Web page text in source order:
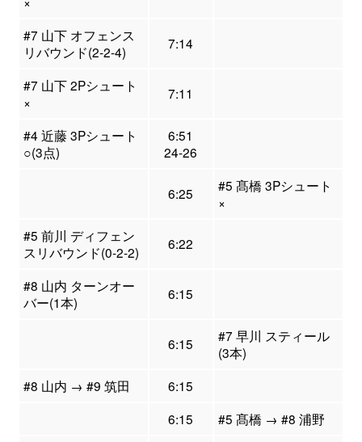
#7 山下 オフェンス
リバウンド(2-2-4)
7:14
#7 山下 2Pシュート
×
7:11
#4 近藤 3Pシュート
○(3点)
6:51
24-26
6:25
#5 髙橋 3Pシュート
×
#5 前川 ディフェン
スリバウンド(0-2-2)
6:22
#8 山内 ターンオー
バー(1本)
6:15
6:15
#7 早川 スティール
(3本)
#8 山内 → #9 筑田
6:15
6:15
#5 髙橋 → #8 浦野